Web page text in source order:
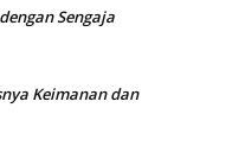
Sengaja
Keimanan dan